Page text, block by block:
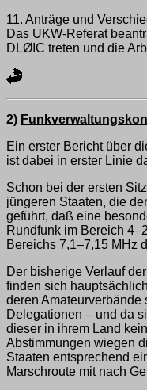
11. Anträge und
Das UKW-Referat
DLØIC treten und die
2)
Ein erster Bericht über
ist dabei in erster Linie
Schon bei der ersten
jüngeren Staaten, die
geführt, daß eine
Rundfunk im Bereich
Bereichs 7,1–7,15 MHz
Der bisherige Verlauf
finden sich
deren Amateurverbände
Delegationen – und da
dieser in ihrem Land
Abstimmungen wiegen
Staaten entsprechend
Marschroute mit nach